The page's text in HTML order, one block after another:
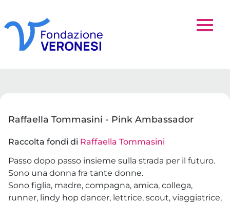
Raffaella Tommasini - Pink Ambassador
Raccolta fondi di Raffaella Tommasini
Passo dopo passo insieme sulla strada per il futuro.
Sono una donna fra tante donne.
Sono figlia, madre, compagna, amica, collega,
runner, lindy hop dancer, lettrice, scout, viaggiatrice,